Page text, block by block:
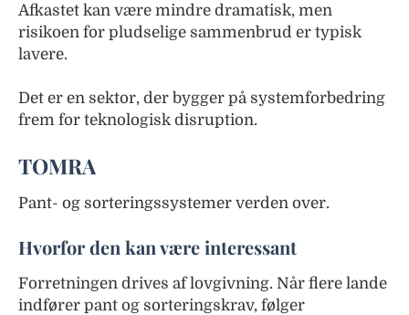
Afkastet kan være mindre dramatisk, men
risikoen for pludselige sammenbrud er typisk
lavere.
Det er en sektor, der bygger på systemforbedring
frem for teknologisk disruption.
TOMRA
Pant- og sorteringssystemer verden over.
Hvorfor den kan være interessant
Forretningen drives af lovgivning. Når flere lande
indfører pant og sorteringskrav, følger